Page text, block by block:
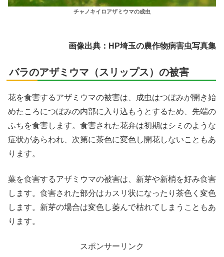
チャノキイロアザミウマの成虫
画像出典：HP埼玉の農作物病害虫写真集
バラのアザミウマ（スリップス）の被害
花を食害するアザミウマの被害は、成虫はつぼみが開き始
めたころにつぼみの内部に入り込もうとするため、先端の
ふちを食害します。食害された花弁は初期はシミのような
症状があらわれ、次第に茶色に変色し開花しないこともあ
ります。
葉を食害するアザミウマの被害は、新芽や新梢を好み食害
します。食害された部分はカスリ状になったり茶色く変色
します。新芽の場合は変色し萎んで枯れてしまうこともあ
ります。
スポンサーリンク